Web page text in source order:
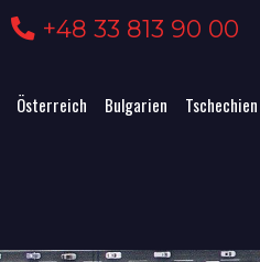
+48 33 813 90 00
Österreich Bulgarien Tschechien